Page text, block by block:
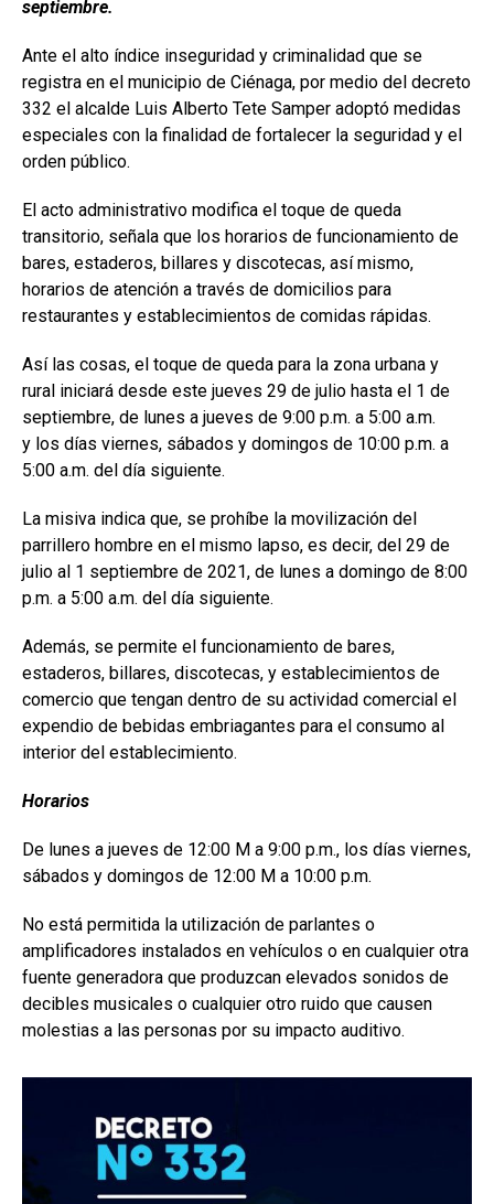
septiembre.
Ante el alto índice inseguridad y criminalidad que se
registra en el municipio de Ciénaga, por medio del decreto
332 el alcalde Luis Alberto Tete Samper adoptó medidas
especiales con la finalidad de fortalecer la seguridad y el
orden público.
El acto administrativo modifica el toque de queda
transitorio, señala que los horarios de funcionamiento de
bares, estaderos, billares y discotecas, así mismo,
horarios de atención a través de domicilios para
restaurantes y establecimientos de comidas rápidas.
Así las cosas, el toque de queda para la zona urbana y
rural iniciará desde este jueves 29 de julio hasta el 1 de
septiembre, de lunes a jueves de 9:00 p.m. a 5:00 a.m.
y los días viernes, sábados y domingos de 10:00 p.m. a
5:00 a.m. del día siguiente.
La misiva indica que, se prohíbe la movilización del
parrillero hombre en el mismo lapso, es decir, del 29 de
julio al 1 septiembre de 2021, de lunes a domingo de 8:00
p.m. a 5:00 a.m. del día siguiente.
Además, se permite el funcionamiento de bares,
estaderos, billares, discotecas, y establecimientos de
comercio que tengan dentro de su actividad comercial el
expendio de bebidas embriagantes para el consumo al
interior del establecimiento.
Horarios
De lunes a jueves de 12:00 M a 9:00 p.m., los días viernes,
sábados y domingos de 12:00 M a 10:00 p.m.
No está permitida la utilización de parlantes o
amplificadores instalados en vehículos o en cualquier otra
fuente generadora que produzcan elevados sonidos de
decibles musicales o cualquier otro ruido que causen
molestias a las personas por su impacto auditivo.